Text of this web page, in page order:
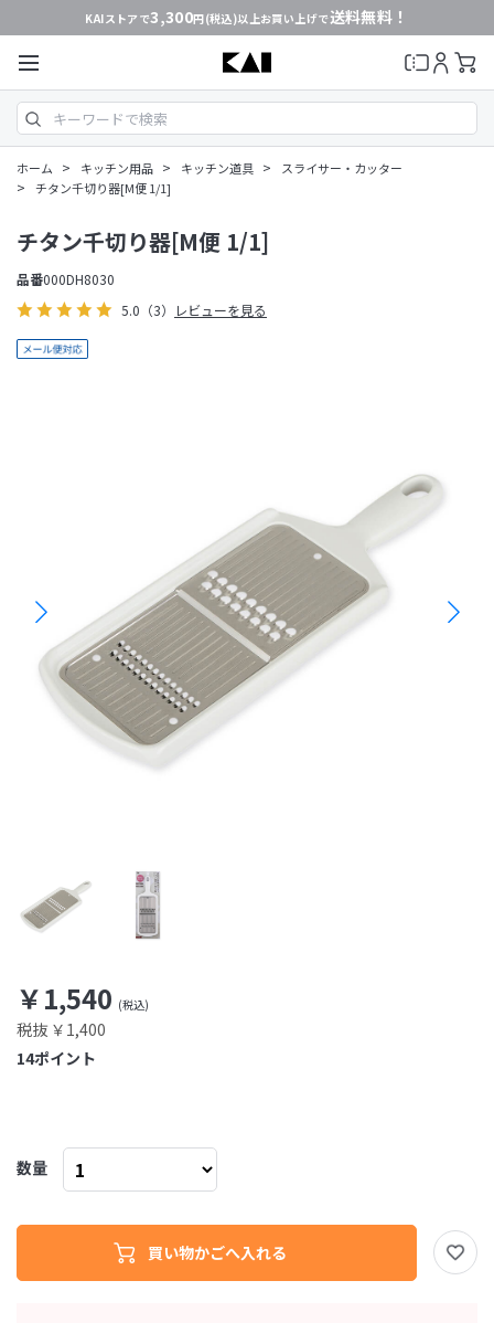
KAIストアで3,300円(税込)以上お買い上げで送料無料！
ホーム > キッチン用品 > キッチン道具 > スライサー・カッター
> チタン千切り器[M便 1/1]
5.0 （3） レビューを見る
チタン千切り器[M便 1/1]
￥1,540
税抜 ￥1,400
品番000DH8030
ポイント
14
数量